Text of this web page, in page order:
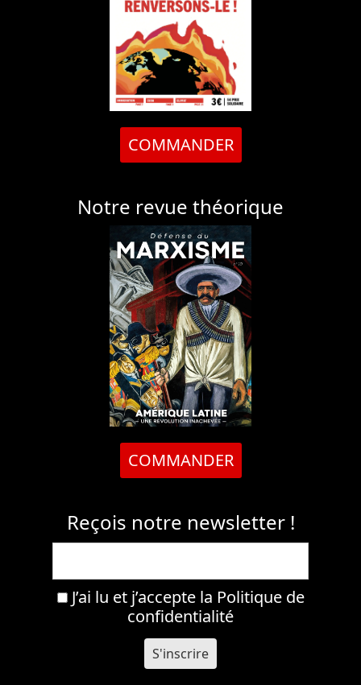
COMMANDER
Notre revue théorique
COMMANDER
Reçois notre newsletter !
J’ai lu et j’accepte la Politique de
confidentialité